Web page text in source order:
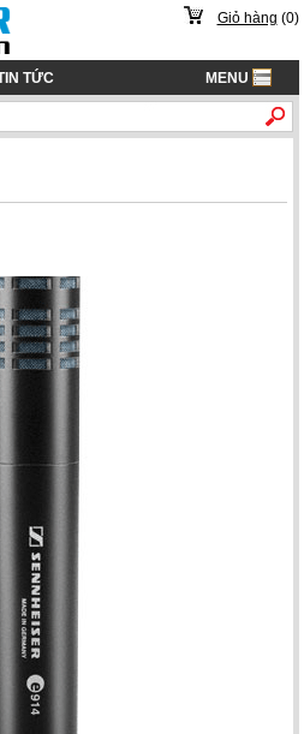
Giỏ hàng (0)
TỨC MENU